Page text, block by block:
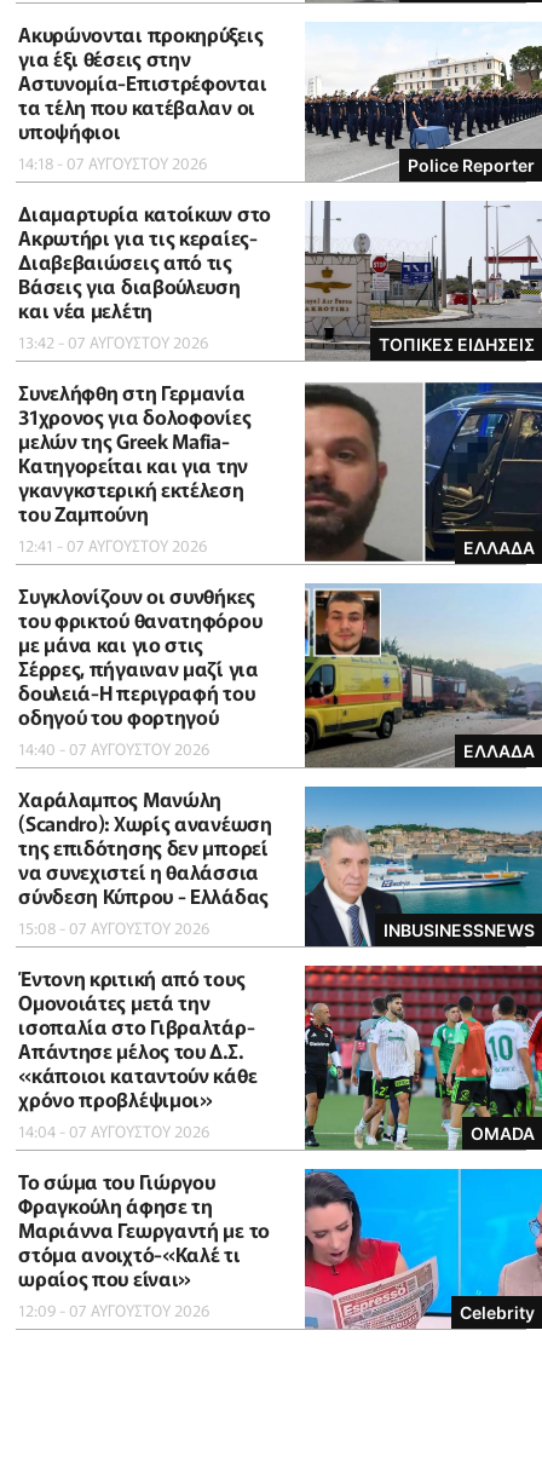
Police Reporter
Ακυρώνονται προκηρύξεις
για έξι θέσεις στην
Αστυνομία-Επιστρέφονται
τα τέλη που κατέβαλαν οι
υποψήφιοι
14:18 - 07 ΑΥΓΟΥΣΤΟΥ 2026
ΤΟΠΙΚΕΣ ΕΙΔΗΣΕΙΣ
Διαμαρτυρία κατοίκων στο
Ακρωτήρι για τις κεραίες-
Διαβεβαιώσεις από τις
Βάσεις για διαβούλευση
και νέα μελέτη
13:42 - 07 ΑΥΓΟΥΣΤΟΥ 2026
ΕΛΛΑΔΑ
Συνελήφθη στη Γερμανία
31χρονος για δολοφονίες
μελών της Greek Mafia-
Κατηγορείται και για την
γκανγκστερική εκτέλεση
του Ζαμπούνη
12:41 - 07 ΑΥΓΟΥΣΤΟΥ 2026
ΕΛΛΑΔΑ
Συγκλονίζουν οι συνθήκες
του φρικτού θανατηφόρου
με μάνα και γιο στις
Σέρρες, πήγαιναν μαζί για
δουλειά-Η περιγραφή του
οδηγού του φορτηγού
14:40 - 07 ΑΥΓΟΥΣΤΟΥ 2026
INBUSINESSNEWS
Χαράλαμπος Μανώλη
(Scandro): Χωρίς ανανέωση
της επιδότησης δεν μπορεί
να συνεχιστεί η θαλάσσια
σύνδεση Κύπρου - Ελλάδας
15:08 - 07 ΑΥΓΟΥΣΤΟΥ 2026
OMADA
Έντονη κριτική από τους
Ομονοιάτες μετά την
ισοπαλία στο Γιβραλτάρ-
Απάντησε μέλος του Δ.Σ.
«κάποιοι καταντούν κάθε
χρόνο προβλέψιμοι»
14:04 - 07 ΑΥΓΟΥΣΤΟΥ 2026
Celebrity
Το σώμα του Γιώργου
Φραγκούλη άφησε τη
Μαριάννα Γεωργαντή με το
στόμα ανοιχτό-«Καλέ τι
ωραίος που είναι»
12:09 - 07 ΑΥΓΟΥΣΤΟΥ 2026